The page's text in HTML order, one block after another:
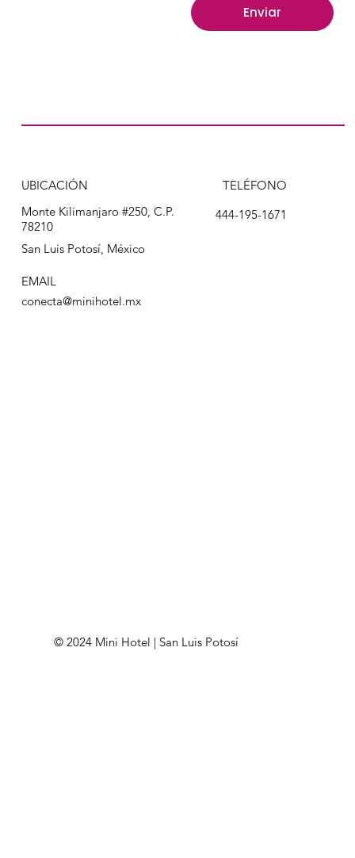
Enviar
UBICACIÓN
Monte Kilimanjaro #250, C.P.
78210
San Luis Potosí, México
TELÉFONO
444-195-1671
EMAIL
conecta@minihotel.mx
© 2024 Mini Hotel | San Luis Potosí